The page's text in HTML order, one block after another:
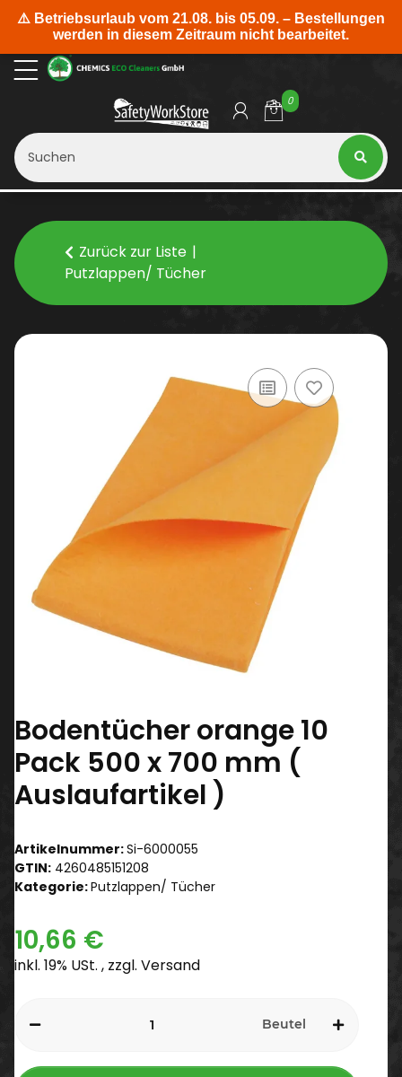
0
Zurück zur Liste
Putzlappen/ Tücher
Bodentücher orange 10
Pack 500 x 700 mm (
Auslaufartikel )
Artikelnummer:Si-6000055
GTIN: 4260485151208
Kategorie:Putzlappen/ Tücher
10,66 €
inkl. 19% USt. , zzgl. Versand
Beutel